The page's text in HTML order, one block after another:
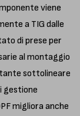
viene
a TIG dalle
di prese per
al montaggio
sottolineare
gestione
migliora anche